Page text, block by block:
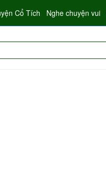
Cổ Tích Nghe chuyện vui